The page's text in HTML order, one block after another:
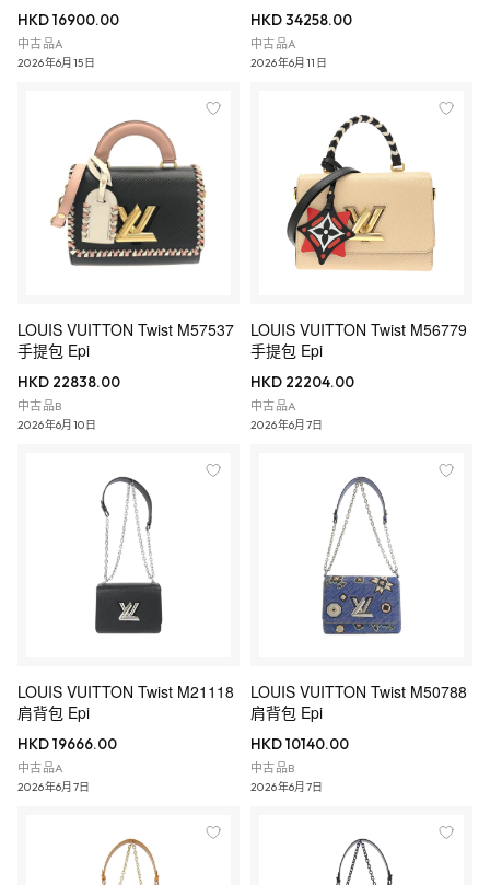
HKD 16900.00
中古品A
2026年6月15日
HKD 34258.00
中古品A
2026年6月11日
LOUIS VUITTON Twist M57537
手提包 Epi
HKD 22838.00
中古品B
2026年6月10日
LOUIS VUITTON Twist M56779
手提包 Epi
HKD 22204.00
中古品A
2026年6月7日
LOUIS VUITTON Twist M21118
肩背包 Epi
HKD 19666.00
中古品A
2026年6月7日
LOUIS VUITTON Twist M50788
肩背包 Epi
HKD 10140.00
中古品B
2026年6月7日